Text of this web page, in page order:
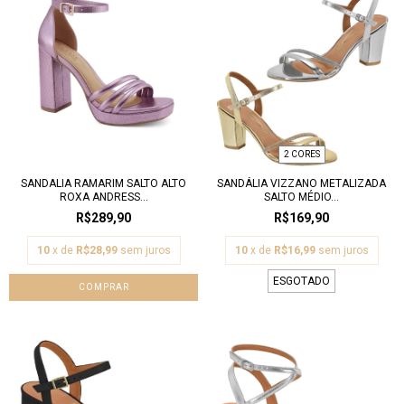
SANDALIA RAMARIM SALTO ALTO
ROXA ANDRESS...
R$289,90
10 x de R$28,99 sem juros
COMPRAR
2 CORES
SANDÁLIA VIZZANO METALIZADA
SALTO MÉDIO...
R$169,90
10 x de R$16,99 sem juros
ESGOTADO